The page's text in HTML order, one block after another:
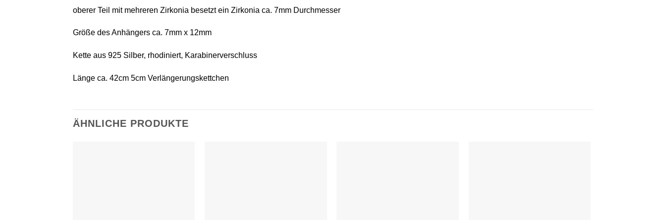
oberer Teil mit mehreren Zirkonia besetzt ein Zirkonia ca. 7mm Durchmesser
Größe des Anhängers ca. 7mm x 12mm
Kette aus 925 Silber, rhodiniert, Karabinerverschluss
Länge ca. 42cm 5cm Verlängerungskettchen
ÄHNLICHE PRODUKTE